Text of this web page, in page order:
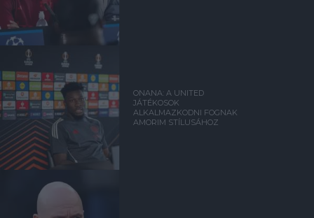
ONANA: A UNITED
JÁTÉKOSOK
ALKALMAZKODNI FOGNAK
AMORIM STÍLUSÁHOZ